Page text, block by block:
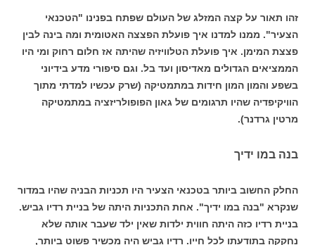
זהו תאור על קצה המזלג של העולם שפתח בפנינו "הטכנאי
הצעיר". ממנו למדנו איך פועלת הפצצה האטומית ומה בינה לבין
פצצת המימן. איך פועלת הטלוויזיה שהיתה אז חלום רחוק ומי היו
הממציאים הגדולים מאדיסון ועד בל. וגם סיפורי מדע בידיוני
בשפע והמון המון חידות במתמטיקה (שרק עכשיו למדתי מתוך
הוויקיפדיה שהיו תרגומים של גאון הפופולריזציה במתמטיקה
מרטין גרדנר).
בנה במו ידיך
החלק החשוב ביותר בטכנאי הצעיר היו תכניות הבניה שהיו במדור
שנקרא "בנה במו ידיך". אחת התכניות היתה של בניית רדיו גביש.
בניית רדיו כזה היתה חווית ילדות שאין ילד שעבר אותה שלא
נחקקה בתודעתו לכל חייו. רדיו גביש היה מכשיר פשוט ביותר,